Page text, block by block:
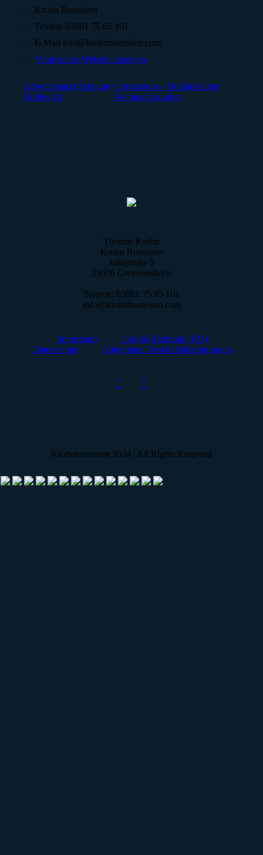
Krohn Busreisen
Telefon 03881 75 65 101
E-Mail info@krohnbusreisen.com
Veranstalter-Website anzeigen
Adventsmarkt Scheune
Bollewick
Ootmarsum – Holländischer
Weihnachtszauber
Thomas Krohn
Krohn Busreisen
Jahnstraße 5
23936 Grevesmühlen
Telefon: 03881 75 65 101
info@krohnbusreisen.com
Impressum
Cookie-Richtlinie (EU)
Datenschutz
Allgemeine Geschäftsbedingungen
Krohnbusreisen 2024 | All Rights Reserved